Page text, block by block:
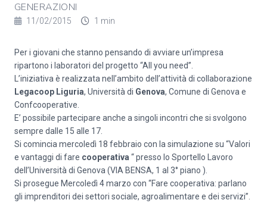
GENERAZIONI
11/02/2015 1 min
Per i giovani che stanno pensando di avviare un’impresa
ripartono i laboratori del progetto “All you need”.
L’iniziativa è realizzata nell’ambito dell’attività di collaborazione
Legacoop Liguria, Università di Genova, Comune di Genova e
Confcooperative.
E’ possibile partecipare anche a singoli incontri che si svolgono
sempre dalle 15 alle 17.
Si comincia mercoledì 18 febbraio con la simulazione su “Valori
e vantaggi di fare cooperativa “ presso lo Sportello Lavoro
dell’Università di Genova (VIA BENSA, 1 al 3° piano ).
Si prosegue Mercoledì 4 marzo con “Fare cooperativa: parlano
gli imprenditori dei settori sociale, agroalimentare e dei servizi”.